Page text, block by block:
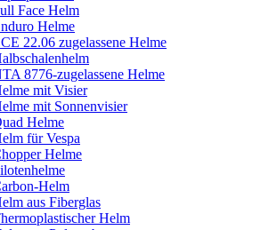
Face Helm
Helme
22.06 zugelassene Helme
8776-zugelassene Helme
mit Visier
mit Sonnenvisier
Helme
für Vespa
Helme
Helm
aus Fiberglas
Helm